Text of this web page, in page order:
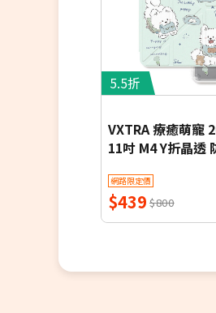
5.5折
VXTRA 療癒萌寵
11吋 M4 Y折晶透
網路限定價
$439 $800